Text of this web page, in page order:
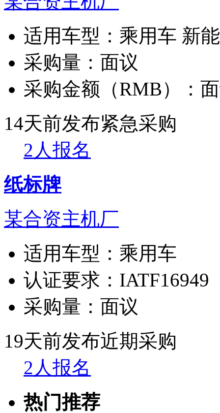
适用车型： 乘用车 新
采购量： 面议
采购金额（RMB）：
14天前发布紧急采购
2人报名
纸标牌
某合资主机厂
适用车型： 乘用车
认证要求： IATF16949
采购量： 面议
19天前发布近期采购
2人报名
热门推荐